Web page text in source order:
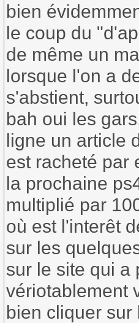
bien
le coup du
de même un
lorsque l'on a
s'abstient,
bah oui les
ligne un article
est racheté par
la prochaine
multiplié par
où est l'interêt
sur les
sur le site qui a
vériotablement
bien cliquer